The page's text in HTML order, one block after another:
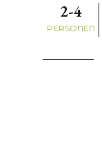
2-4
PERSONEN